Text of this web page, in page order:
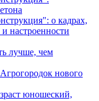
о кадрах,
настроенности
лучше, чем
нового
юношеский,